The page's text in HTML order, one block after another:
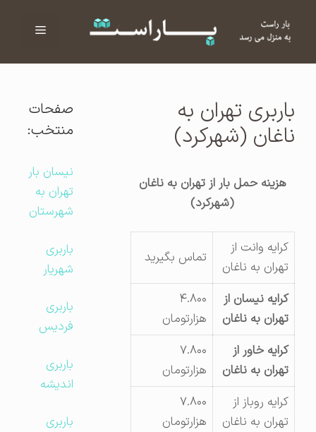
فهرست
باربری تهران به
ناغان (شهرکرد)
هزینه حمل بار از تهران به ناغان
(شهرکرد)
کرایه وانت از
تهران به ناغان
تماس بگیرید
کرایه نیسان از
تهران به ناغان
۴.۸۰۰
هزارتومان
کرایه خاور از
تهران به ناغان
۷.۸۰۰
هزارتومان
کرایه روباز از
تهران به ناغان
۷.۸۰۰
هزارتومان
صفحات
منتخب:
نیسان بار
تهران به
شهرستان
باربری
شهریار
باربری
فردیس
باربری
اندیشه
باربری